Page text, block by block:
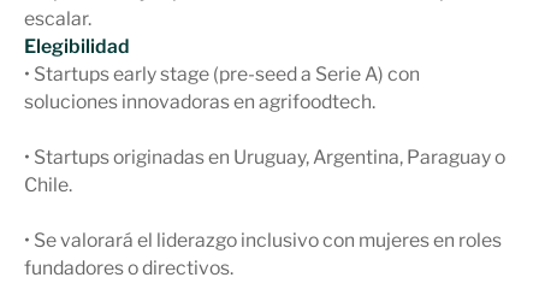
escalar.
Elegibilidad
• Startups early stage (pre-seed a Serie A) con
soluciones innovadoras en agrifoodtech.
• Startups originadas en Uruguay, Argentina, Paraguay o
Chile.
• Se valorará el liderazgo inclusivo con mujeres en roles
fundadores o directivos.